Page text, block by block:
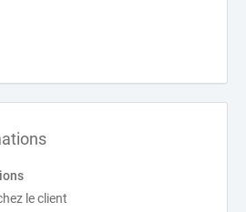
le client